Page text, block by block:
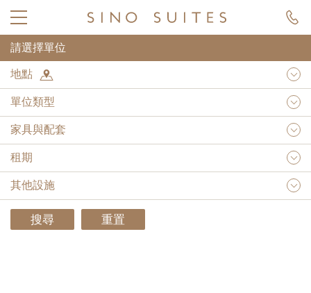
請選擇單位
地點
單位類型
家具與配套
租期
其他設施
搜尋 重置